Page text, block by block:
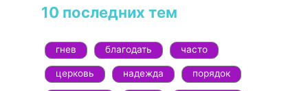
10 последних тем
гнев благодать часто
церковь надежда порядок